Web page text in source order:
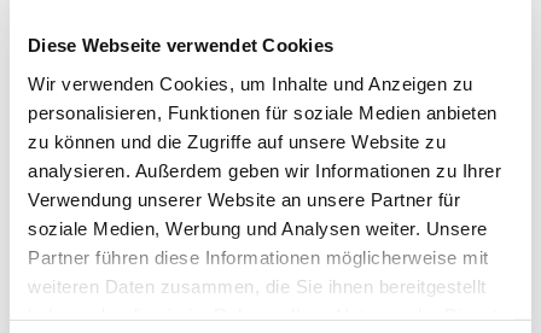
Diese Webseite verwendet Cookies
Wir verwenden Cookies, um Inhalte und Anzeigen zu
personalisieren, Funktionen für soziale Medien anbieten
zu können und die Zugriffe auf unsere Website zu
analysieren. Außerdem geben wir Informationen zu Ihrer
Verwendung unserer Website an unsere Partner für
soziale Medien, Werbung und Analysen weiter. Unsere
Partner führen diese Informationen möglicherweise mit
weiteren Daten zusammen, die Sie ihnen bereitgestellt
Dies könnte Sie auch
interessieren